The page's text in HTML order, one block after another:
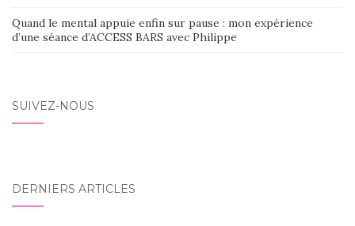
Quand le mental appuie enfin sur pause : mon expérience
d’une séance d’ACCESS BARS avec Philippe
SUIVEZ-NOUS
DERNIERS ARTICLES